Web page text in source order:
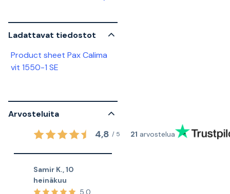
Ladattavat tiedostot
Product sheet Pax Calima
vit 1550-1 SE
Arvosteluita
4,8 / 5 21 arvostelua
Samir K.,10
heinäkuu
5,0